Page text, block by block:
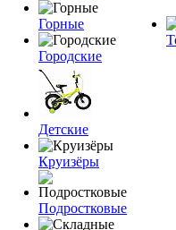
Горные
Городские
Детские
Круизёры
Подростковые